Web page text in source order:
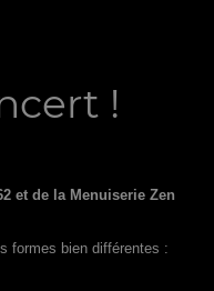
!
et de la Menuiserie Zen
formes bien différentes :